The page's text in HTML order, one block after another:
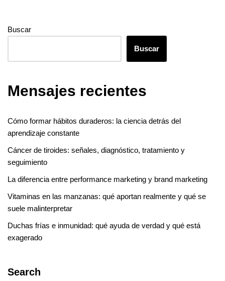
Buscar
Buscar
Mensajes recientes
Cómo formar hábitos duraderos: la ciencia detrás del
aprendizaje constante
Cáncer de tiroides: señales, diagnóstico, tratamiento y
seguimiento
La diferencia entre performance marketing y brand marketing
Vitaminas en las manzanas: qué aportan realmente y qué se
suele malinterpretar
Duchas frías e inmunidad: qué ayuda de verdad y qué está
exagerado
Search